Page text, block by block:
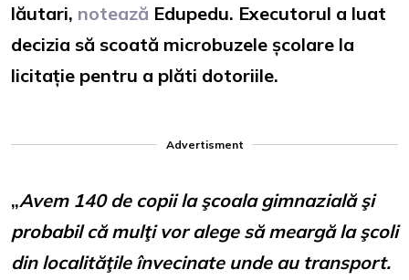
lăutari, notează Edupedu. Executorul a luat
decizia să scoată microbuzele școlare la
licitație pentru a plăti dotoriile.
Advertisment
„Avem 140 de copii la şcoala gimnazială şi
probabil că mulţi vor alege să meargă la şcoli
din localităţile învecinate unde au transport.